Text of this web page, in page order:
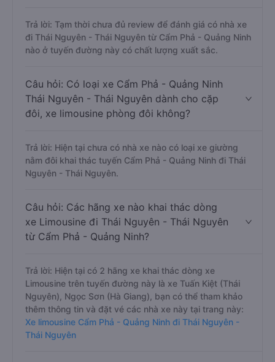
Trả lời: Tạm thời chưa đủ review để đánh giá có nhà xe
đi Thái Nguyên - Thái Nguyên từ Cẩm Phả - Quảng Ninh
nào ở tuyến đường này có chất lượng xuất sắc.
Câu hỏi: Có loại xe Cẩm Phả - Quảng Ninh
Thái Nguyên - Thái Nguyên dành cho cặp
đôi, xe limousine phòng đôi không?
Trả lời: Hiện tại chưa có nhà xe nào có loại xe giường
nằm đôi khai thác tuyến Cẩm Phả - Quảng Ninh đi Thái
Nguyên - Thái Nguyên.
Câu hỏi: Các hãng xe nào khai thác dòng
xe Limousine đi Thái Nguyên - Thái Nguyên
từ Cẩm Phả - Quảng Ninh?
Trả lời: Hiện tại có 2 hãng xe khai thác dòng xe
Limousine trên tuyến đường này là xe Tuấn Kiệt (Thái
Nguyên), Ngọc Sơn (Hà Giang), bạn có thể tham khảo
thêm thông tin và đặt vé các nhà xe này tại trang này:
Xe limousine Cẩm Phả - Quảng Ninh đi Thái Nguyên -
Thái Nguyên